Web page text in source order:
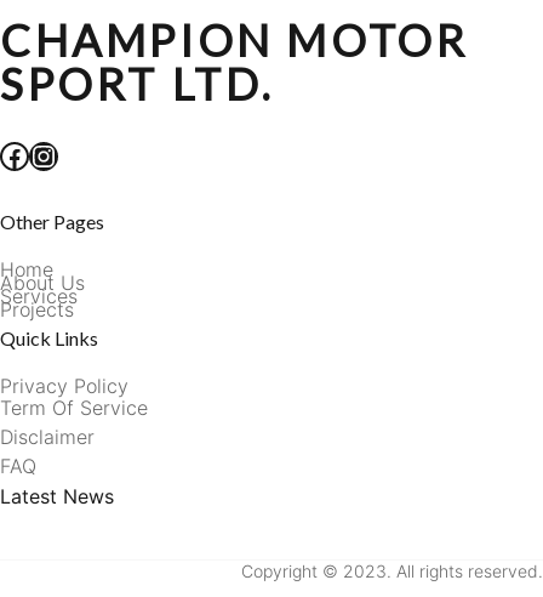
CHAMPION MOTOR
SPORT LTD.
Facebook Instagram
Other Pages
Home
About Us
Services
Projects
Quick Links
Privacy Policy
Term Of Service
Disclaimer
FAQ
Latest News
Copyright © 2023. All rights reserved.